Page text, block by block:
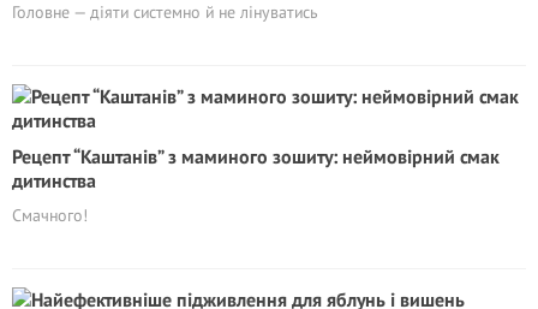
Головне — діяти системно й не лінуватись
Рецепт “Каштанів” з маминого зошиту: неймовірний смак
дитинства
Смачного!